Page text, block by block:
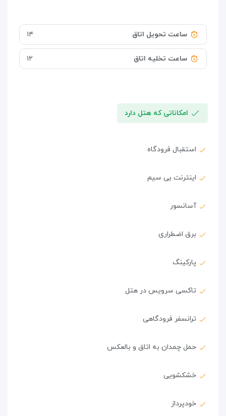
ساعت تحویل اتاق ۱۴
ساعت تخلیه اتاق ۱۲
امکاناتی که هتل دارد
استقبال فرودگاه
اینترنت بی سیم
آسانسور
برق اضطراری
پارکینگ
تاکسی سرویس در هتل
ترانسفر فرودگاهی
حمل چمدان به اتاق و بالعکس
خشکشویی
خودپرداز